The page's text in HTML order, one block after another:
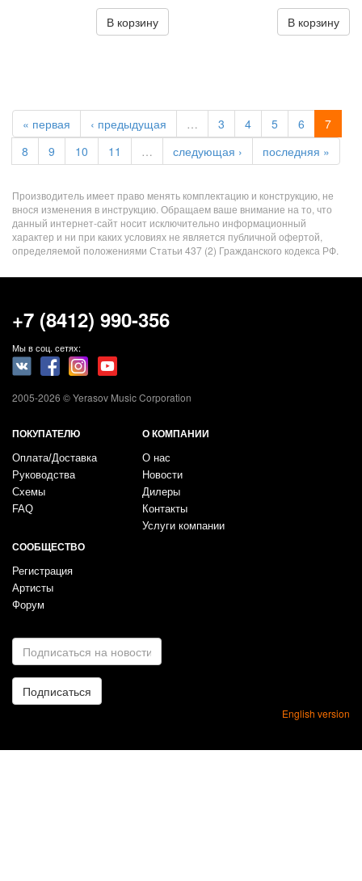
В корзину В корзину
« первая ‹ предыдущая … 3 4 5 6
7
8
9 10 11 … следующая › последняя »
Производитель имеет право менять комплектацию и конструкцию, не
внося изменения в инструкцию. Обращаем ваше внимание на то, что
данный интернет-сайт носит исключительно информационный
характер и ни при каких условиях не является публичной офертой,
определяемой положениями Статьи 437 (2) Гражданского кодекса РФ.
+7 (8412) 990-356
Мы в соц. сетях:
2005-2026 © Yerasov Music Corporation
ПОКУПАТЕЛЮ
Оплата/Доставка
Руководства
Схемы
FAQ
О КОМПАНИИ
О нас
Новости
Дилеры
Контакты
Услуги компании
СООБЩЕСТВО
Регистрация
Артисты
Форум
E-
mail
*
Подписаться
English version